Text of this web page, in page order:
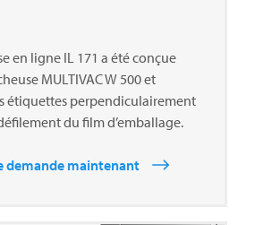
en ligne IL 171 a été conçue
MULTIVACW 500 et
étiquettes perpendiculairement
du film d’emballage.
demande maintenant